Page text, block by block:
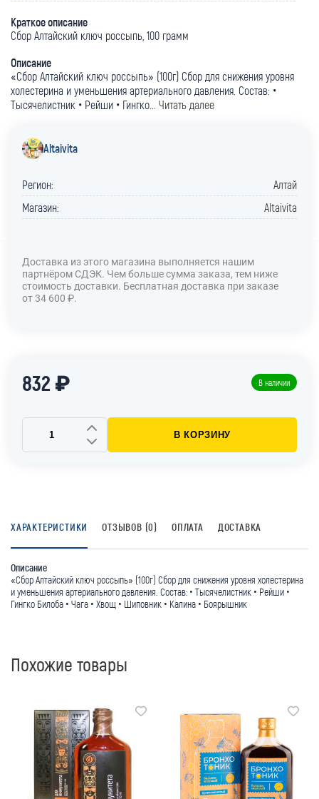
Краткое описание
Сбор Алтайский ключ россыпь, 100 грамм
Описание
«Сбор Алтайский ключ россыпь» (100г) Сбор для снижения уровня
холестерина и уменьшения артериального давления. Состав: •
Тысячелистник • Рейши • Гингко... Читать далее
Altaivita
Регион:
Алтай
Магазин:
Altaivita
Доставка из этого магазина выполняется нашим
партнёром СДЭК. Чем больше сумма заказа, тем ниже
стоимость доставки. Бесплатная доставка при заказе
от34 600 ₽.
832 ₽ В наличии
В КОРЗИНУ
ХАРАКТЕРИСТИКИ ОТЗЫВОВ (0) ОПЛАТА ДОСТАВКА
Описание
«Сбор Алтайский ключ россыпь» (100г) Сбор для снижения уровня холестерина
и уменьшения артериального давления. Состав: • Тысячелистник • Рейши •
Гингко Билоба • Чага • Хвощ • Шиповник • Калина • Боярышник
Похожие товары